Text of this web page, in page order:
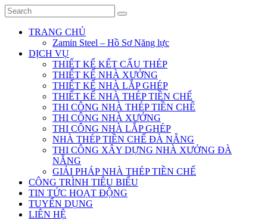
TRANG CHỦ
Zamin Steel – Hồ Sơ Năng lực
DỊCH VỤ
THIẾT KẾ KẾT CẤU THÉP
THIẾT KẾ NHÀ XƯỞNG
THIẾT KẾ NHÀ LẮP GHÉP
THIẾT KẾ NHÀ THÉP TIỀN CHẾ
THI CÔNG NHÀ THÉP TIỀN CHẾ
THI CÔNG NHÀ XƯỞNG
THI CÔNG NHÀ LẮP GHÉP
NHÀ THÉP TIỀN CHẾ ĐÀ NẴNG
THI CÔNG XÂY DỰNG NHÀ XƯỞNG ĐÀ
NẴNG
GIẢI PHÁP NHÀ THÉP TIỀN CHẾ
CÔNG TRÌNH TIÊU BIỂU
TIN TỨC HOẠT ĐỘNG
TUYỂN DỤNG
LIÊN HỆ